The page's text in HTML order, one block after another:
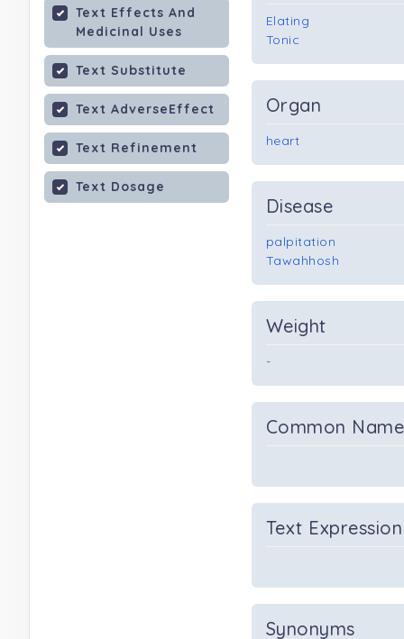
Text Effects And
Medicinal Uses
Text Substitute
Text AdverseEffect
Text Refinement
Text Dosage
Elating
Tonic
Organ
heart
Disease
palpitation
Tawahhosh
Weight
-
Common Name
Text Expression
Synonyms